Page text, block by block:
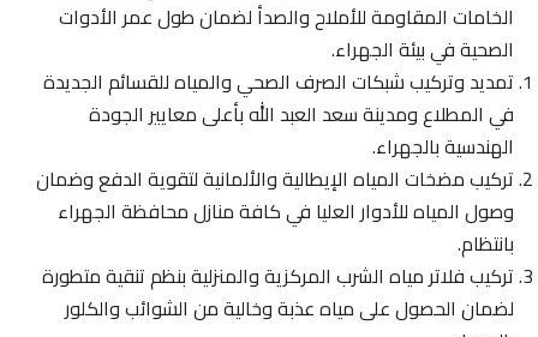
الخامات المقاومة للأملاح والصدأ لضمان طول عمر الأدوات
الصحية في بيئة الجهراء.
تمديد وتركيب شبكات الصرف الصحي والمياه للقسائم الجديدة
في المطلاع ومدينة سعد العبد الله بأعلى معايير الجودة
الهندسية بالجهراء.
تركيب مضخات المياه الإيطالية والألمانية لتقوية الدفع وضمان
وصول المياه للأدوار العليا في كافة منازل محافظة الجهراء
بانتظام.
تركيب فلاتر مياه الشرب المركزية والمنزلية بنظم تنقية متطورة
لضمان الحصول على مياه عذبة وخالية من الشوائب والكلور